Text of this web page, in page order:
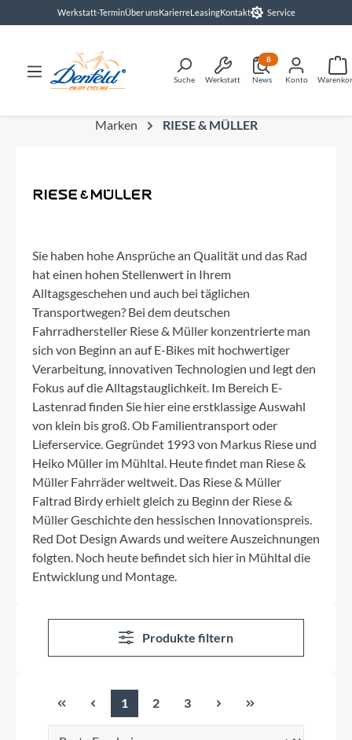
springenWerkstatt-TerminÜber unsKarierreLeasingKontakt Service
Suche Werkstatt News
8
Konto
Marken RIESE & MÜLLER
Sie haben hohe Ansprüche an Qualität und das Rad
hat einen hohen Stellenwert in Ihrem
Alltagsgeschehen und auch bei täglichen
Transportwegen? Bei dem deutschen
Fahrradhersteller Riese & Müller konzentrierte man
sich von Beginn an auf E-Bikes mit hochwertiger
Verarbeitung, innovativen Technologien und legt den
Fokus auf die Alltagstauglichkeit. Im Bereich E-
Lastenrad finden Sie hier eine erstklassige Auswahl
von klein bis groß. Ob Familientransport oder
Lieferservice. Gegründet 1993 von Markus Riese und
Heiko Müller im Mühltal. Heute findet man Riese &
Müller Fahrräder weltweit. Das Riese & Müller
Faltrad Birdy erhielt gleich zu Beginn der Riese &
Müller Geschichte den hessischen Innovationspreis.
Red Dot Design Awards und weitere Auszeichnungen
folgten. Noch heute befindet sich hier in Mühltal die
Entwicklung und Montage.
Produkte filtern
Seite
1
Seite
2
Seite
3